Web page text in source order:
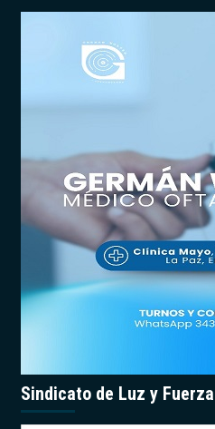
Sindicato de Luz y Fuerza